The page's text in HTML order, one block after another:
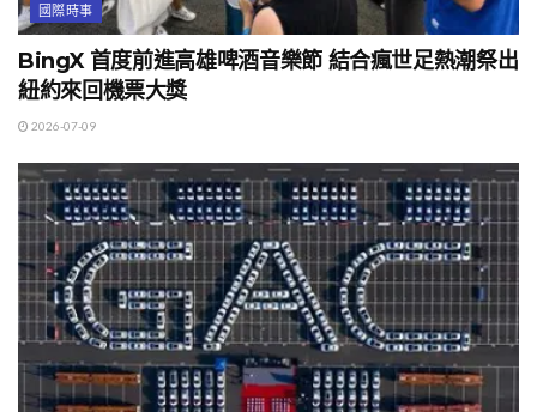
國際時事
BingX 首度前進高雄啤酒音樂節 結合瘋世足熱潮祭出
紐約來回機票大獎
2026-07-09